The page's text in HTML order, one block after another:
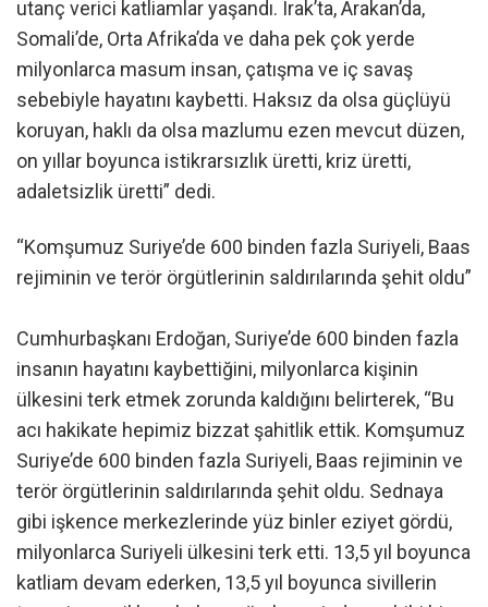
utanç verici katliamlar yaşandı. Irak’ta, Arakan’da,
Somali’de, Orta Afrika’da ve daha pek çok yerde
milyonlarca masum insan, çatışma ve iç savaş
sebebiyle hayatını kaybetti. Haksız da olsa güçlüyü
koruyan, haklı da olsa mazlumu ezen mevcut düzen,
on yıllar boyunca istikrarsızlık üretti, kriz üretti,
adaletsizlik üretti” dedi.
“Komşumuz Suriye’de 600 binden fazla Suriyeli, Baas
rejiminin ve terör örgütlerinin saldırılarında şehit oldu”
Cumhurbaşkanı Erdoğan, Suriye’de 600 binden fazla
insanın hayatını kaybettiğini, milyonlarca kişinin
ülkesini terk etmek zorunda kaldığını belirterek, “Bu
acı hakikate hepimiz bizzat şahitlik ettik. Komşumuz
Suriye’de 600 binden fazla Suriyeli, Baas rejiminin ve
terör örgütlerinin saldırılarında şehit oldu. Sednaya
gibi işkence merkezlerinde yüz binler eziyet gördü,
milyonlarca Suriyeli ülkesini terk etti. 13,5 yıl boyunca
katliam devam ederken, 13,5 yıl boyunca sivillerin